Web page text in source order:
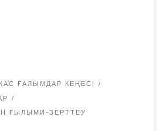
ҒАЛЫМДАР КЕҢЕСІ
ҒЫЛЫМИ-ЗЕРТТЕУ